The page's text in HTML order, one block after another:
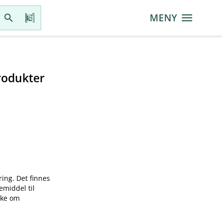
MENY
Det finnes
til
om